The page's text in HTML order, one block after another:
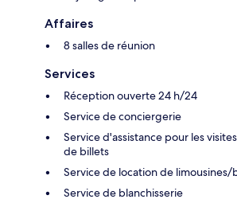
Affaires
8 salles de réunion
Services
Réception ouverte 24 h/24
Service de conciergerie
Service d'assistance pour les
de billets
Service de location de limousines/
Service de blanchisserie